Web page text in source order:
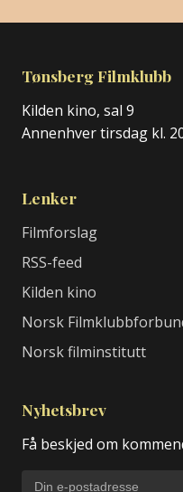
Tønsberg Filmklubb
Kilden kino, sal 9
Annenhver tirsdag kl.
Lenker
Filmforslag
RSS-feed
Kilden kino
Norsk
Norsk filminstitutt
Nyhetsbrev
Få beskjed om